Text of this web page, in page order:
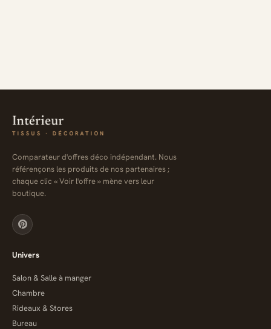
Comparateur d'offres déco indépendant. Nous
référençons les produits de nos partenaires ;
chaque clic « Voir l'offre » mène vers leur
boutique.
Univers
Salon & Salle à manger
Chambre
Rideaux & Stores
Bureau